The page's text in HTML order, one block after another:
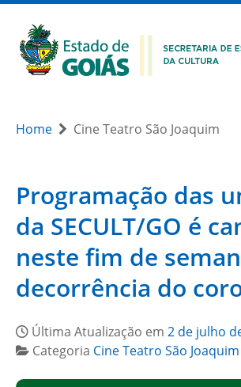
Home Cine Teatro São Joaquim
Programação das
da SECULT/GO é
neste fim de
decorrência do
Última Atualização em 2 de julho
Categoria Cine Teatro São Joaquim